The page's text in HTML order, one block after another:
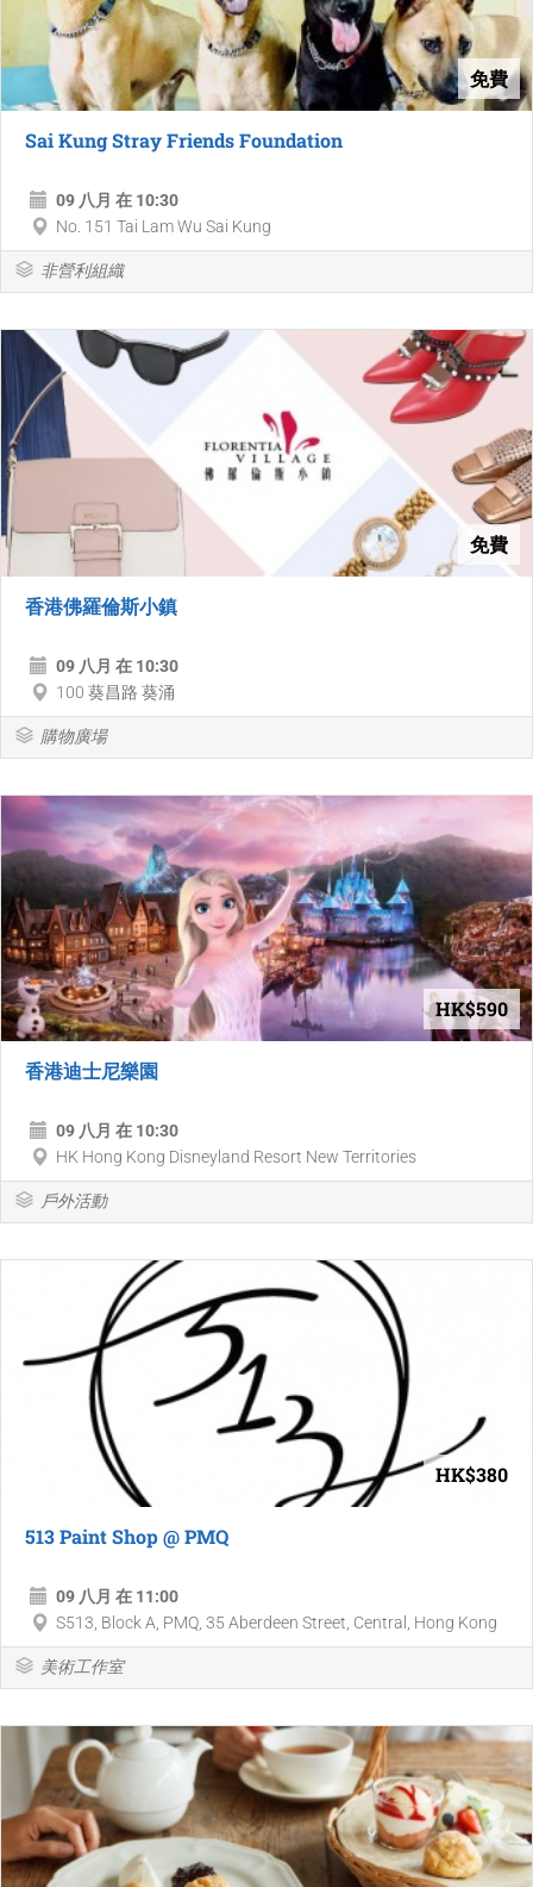
免費
Sai Kung Stray Friends Foundation
09 八月 在 10:30
No. 151 Tai Lam Wu Sai Kung
非營利組織
免費
香港佛羅倫斯小鎮
09 八月 在 10:30
100 葵昌路 葵涌
購物廣場
HK$590
香港迪士尼樂園
09 八月 在 10:30
HK Hong Kong Disneyland Resort New Territories
戶外活動
HK$380
513 Paint Shop @ PMQ
09 八月 在 11:00
S513, Block A, PMQ, 35 Aberdeen Street, Central, Hong Kong
美術工作室